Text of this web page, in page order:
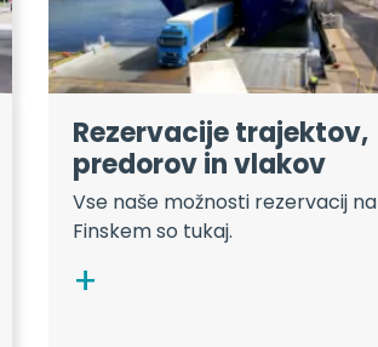
Rezervacije trajektov,
predorov in vlakov
Vse naše možnosti rezervacij na
Finskem so tukaj.